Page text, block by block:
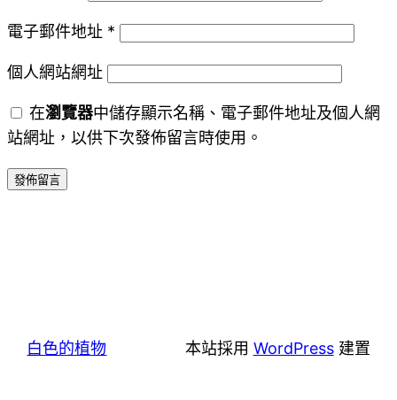
電子郵件地址 *
個人網站網址
在瀏覽器中儲存顯示名稱、電子郵件地址及個人網
站網址，以供下次發佈留言時使用。
白色的植物 本站採用 WordPress建置